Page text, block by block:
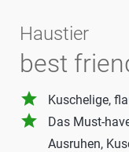
Haustier
best
grade Kuschelige,
grade
Das Must-
Ausruhen,